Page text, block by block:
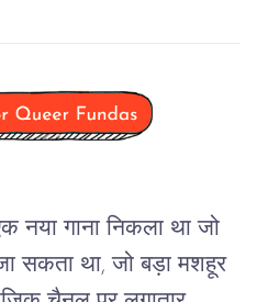
नया गाना निकला था जो
सकता था, जो बड़ा मशहूर